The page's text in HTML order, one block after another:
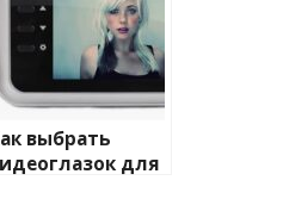
выбрать
для